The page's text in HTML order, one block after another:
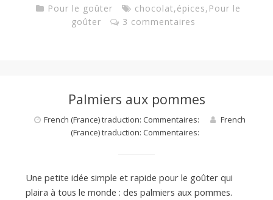
Pour le goûter chocolat,épices, Pour le
goûter
3 commentaires
Palmiers aux pommes
French (France) traduction: Commentaires:
French
(France) traduction: Commentaires:
Une petite idée simple et rapide pour le goûter qui
plaira à tous le monde : des palmiers aux pommes.